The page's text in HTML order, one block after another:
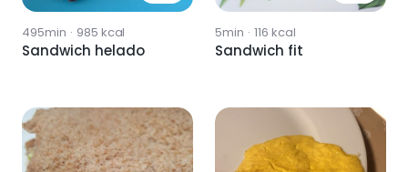
495min · 985 kcal
Sandwich helado
5min · 116 kcal
Sandwich fit